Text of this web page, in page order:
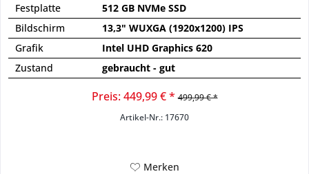
Festplatte
512 GB NVMe SSD
Bildschirm
13,3" WUXGA (1920x1200) IPS
Grafik
Intel UHD Graphics 620
Zustand
gebraucht - gut
Preis: 449,99 € * 499,99 € *
Artikel-Nr.: 17670
Merken